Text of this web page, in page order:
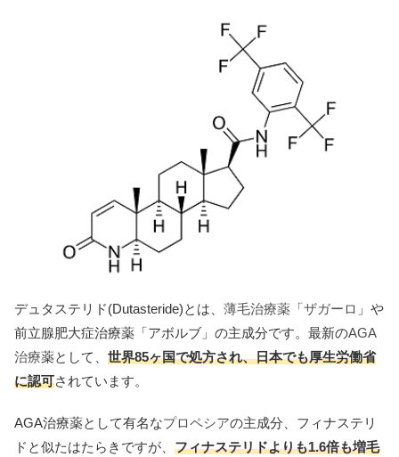
デュタステリド(Dutasteride)とは、 薄毛治療薬 「ザガーロ 」や
前立腺肥大症治療薬「アボルブ」の主成分です。最新のAGA
治療薬として、 世界85ヶ国で処方され、日本でも厚生労働省
に認可されています。
AGA治療薬として有名なプロペシアの主成分、フィナステリ
ドと似たはたらきですが、 フィナステリドよりも1.6倍も増毛